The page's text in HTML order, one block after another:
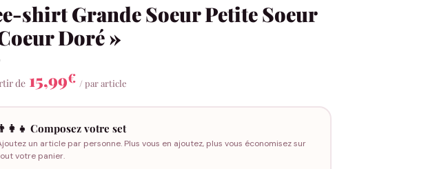
shirt Grande Soeur Petite Soeur
Doré »
de 15,99€ / par article
Composez votre set
un article par personne. Plus vous en ajoutez, plus vous économisez sur
votre panier.